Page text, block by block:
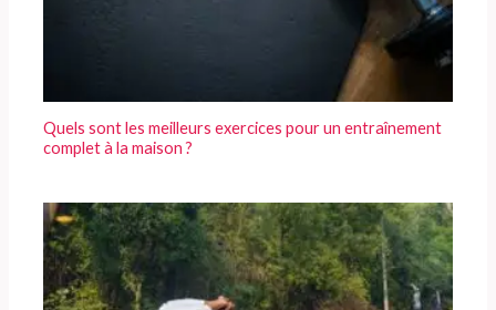
Quels sont les meilleurs exercices pour un entraînement
complet à la maison ?